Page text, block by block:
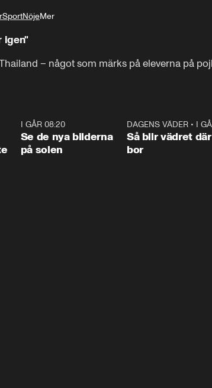
SportNöjeMer
Livsstil
igen"
– något som märks på eleverna på
I GÅR 08:20
Se de nya bilderna
på solen
DAGENS VÄDER• I
Så blir vädret
bor